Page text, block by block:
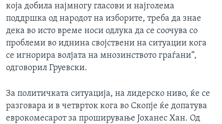
која добила најмногу гласови и најголема
поддршка од народот на изборите, треба да знае
дека во исто време носи одлука да се соочува со
проблеми во иднина својствени на ситуации кога
се игнорира волјата на мнозинството граѓани“,
одговорил Груевски.
За политичката ситуација, на лидерско ниво, ќе се
разговара и в четврток кога во Скопје ќе допатува
еврокомесарот за проширување Јоханес Хан. Од